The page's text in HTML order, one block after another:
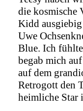
die kosmische
Kidd ausgiebig
Uwe
Blue. Ich
begab mich
auf dem
Retrogott den
heimliche Star